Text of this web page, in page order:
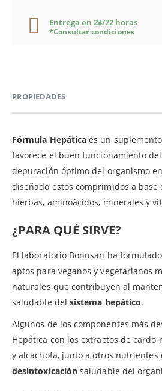
Entrega en 24/72 horas
*Consultar condiciones
PROPIEDADES
Fórmula Hepáticaes un
favorece el buen funcionamiento
depuración óptimo del organismo
diseñado estos comprimidos a base
hierbas, aminoácidos, minerales y
¿PARA QUÉ SIRVE?
El laboratorio Bonusan ha
aptos para veganos y vegetarianos
naturales que contribuyen al
saludable del sistema hepático.
Algunos de los componentes más
Hepática con los extractos de cardo
y alcachofa, junto a otros nutrientes
desintoxicación saludable del